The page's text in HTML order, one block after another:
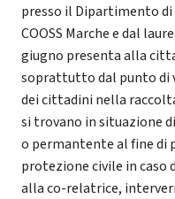
presso il Dipartimento di
COOSS Marche e dal
giugno presenta alla
soprattutto dal punto di
dei cittadini nella
si trovano in situazione
o permantente al fine di
protezione civile in caso
alla co-relatrice,